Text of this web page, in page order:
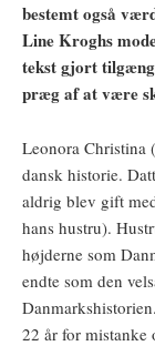
bestemt også
Line Kroghs
tekst gjort
præg af at være
Leonora Christina
dansk historie.
aldrig blev gift
hans hustru).
højderne som
endte som den
22 år for